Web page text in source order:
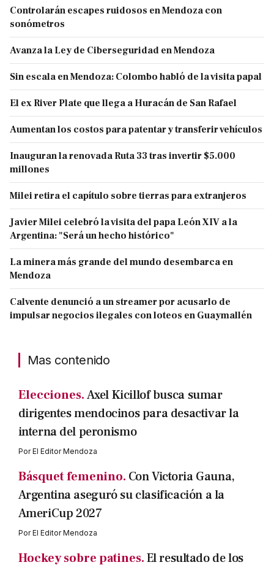
Controlarán escapes ruidosos en Mendoza con
sonómetros
Avanza la Ley de Ciberseguridad en Mendoza
Sin escala en Mendoza: Colombo habló de la visita papal
El ex River Plate que llega a Huracán de San Rafael
Aumentan los costos para patentar y transferir vehículos
Inauguran la renovada Ruta 33 tras invertir $5.000
millones
Milei retira el capítulo sobre tierras para extranjeros
Javier Milei celebró la visita del papa León XIV a la
Argentina: "Será un hecho histórico"
La minera más grande del mundo desembarca en
Mendoza
Calvente denunció a un streamer por acusarlo de
impulsar negocios ilegales con loteos en Guaymallén
Mas contenido
Elecciones.Axel Kicillof busca sumar
dirigentes mendocinos para desactivar la
interna del peronismo
PorEl Editor Mendoza
Básquet femenino. Con Victoria Gauna,
Argentina aseguró su clasificación a la
AmeriCup 2027
PorEl Editor Mendoza
Hockey sobre patines.El resultado de los